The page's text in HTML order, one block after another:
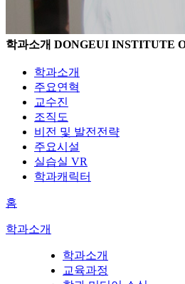
학과소개 DONGEUI INSTITUTE
학과소개
주요연혁
교수진
조직도
비전 및 발전전략
주요시설
실습실 VR
학과캐릭터
홈
학과소개
학과소개
교육과정